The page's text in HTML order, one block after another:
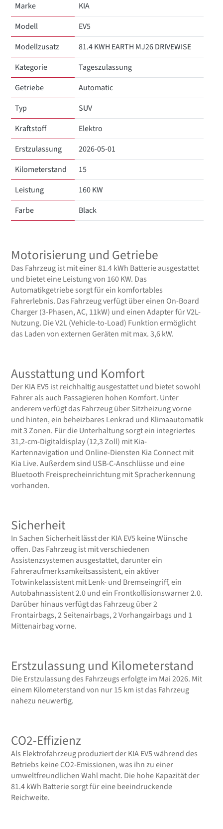
Marke
KIA
Modell
EV5
Modellzusatz
81.4 KWH EARTH MJ26 DRIVEWISE
Kategorie
Tageszulassung
Getriebe
Automatic
Typ
SUV
Kraftstoff
Elektro
Erstzulassung
2026-05-01
Kilometerstand
15
Leistung
160 KW
Farbe
Black
Motorisierung und Getriebe
Das Fahrzeug ist mit einer 81.4 kWh Batterie ausgestattet
und bietet eine Leistung von 160 KW. Das
Automatikgetriebe sorgt für ein komfortables
Fahrerlebnis. Das Fahrzeug verfügt über einen On-Board
Charger (3-Phasen, AC, 11kW) und einen Adapter für V2L-
Nutzung. Die V2L (Vehicle-to-Load) Funktion ermöglicht
das Laden von externen Geräten mit max. 3,6 kW.
Ausstattung und Komfort
Der KIA EV5 ist reichhaltig ausgestattet und bietet sowohl
Fahrer als auch Passagieren hohen Komfort. Unter
anderem verfügt das Fahrzeug über Sitzheizung vorne
und hinten, ein beheizbares Lenkrad und Klimaautomatik
mit 3 Zonen. Für die Unterhaltung sorgt ein integriertes
31,2-cm-Digitaldisplay (12,3 Zoll) mit Kia-
Kartennavigation und Online-Diensten Kia Connect mit
Kia Live. Außerdem sind USB-C-Anschlüsse und eine
Bluetooth Freisprecheinrichtung mit Spracherkennung
vorhanden.
Sicherheit
In Sachen Sicherheit lässt der KIA EV5 keine Wünsche
offen. Das Fahrzeug ist mit verschiedenen
Assistenzsystemen ausgestattet, darunter ein
Fahreraufmerksamkeitsassistent, ein aktiver
Totwinkelassistent mit Lenk- und Bremseingriff, ein
Autobahnassistent 2.0 und ein Frontkollisionswarner 2.0.
Darüber hinaus verfügt das Fahrzeug über 2
Frontairbags, 2 Seitenairbags, 2 Vorhangairbags und 1
Mittenairbag vorne.
Erstzulassung und Kilometerstand
Die Erstzulassung des Fahrzeugs erfolgte im Mai 2026. Mit
einem Kilometerstand von nur 15 km ist das Fahrzeug
nahezu neuwertig.
CO2-Effizienz
Als Elektrofahrzeug produziert der KIA EV5 während des
Betriebs keine CO2-Emissionen, was ihn zu einer
umweltfreundlichen Wahl macht. Die hohe Kapazität der
81.4 kWh Batterie sorgt für eine beeindruckende
Reichweite.